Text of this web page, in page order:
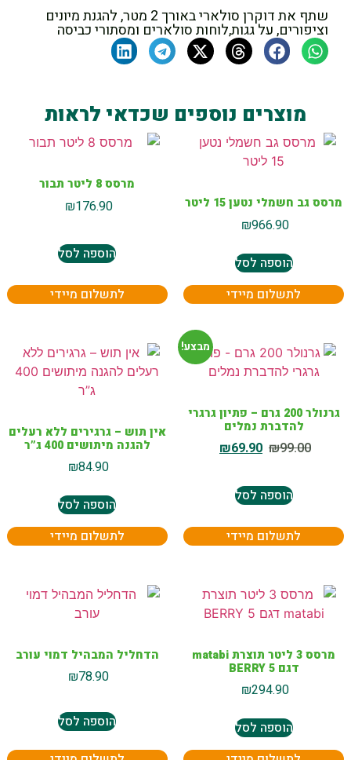
שתף את דוקרן סולארי באורך 2 מטר, להגנת מיונים
וציפורים, על גגות,לוחות סולארים ומסתורי כביסה
מוצרים נוספים שכדאי לראות
מרסס גב חשמלי נטען 15 ליטר
₪966.90
הוספה לסל
לתשלום מיידי
מרסס 8 ליטר תבור
₪176.90
הוספה לסל
לתשלום מיידי
מבצע!
גרנולר 200 גרם – פתיון גרגרי
להדברת נמלים
₪99.00
₪69.90
הוספה לסל
לתשלום מיידי
אין תוש – גרגירים ללא רעלים
להגנה מיתושים 400 ג”ר
₪84.90
הוספה לסל
לתשלום מיידי
מרסס 3 ליטר תוצרת matabi
דגם BERRY 5
₪294.90
הוספה לסל
הדחליל המבהיל דמוי עורב
₪78.90
הוספה לסל